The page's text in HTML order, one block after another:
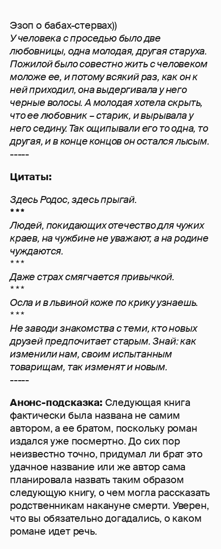
Эзоп о бабах-стервах))
У человека с проседью было две
любовницы, одна молодая, другая старуха.
Пожилой было совестно жить с человеком
моложе ее, и потому всякий раз, как он к
ней приходил, она выдергивала у него
черные волосы. А молодая хотела скрыть,
что ее любовник – старик, и вырывала у
него седину. Так ощипывали его то одна, то
другая, и в конце концов он остался лысым.
-----
Цитаты:
Здесь Родос, здесь прыгай.
* * *
Людей, покидающих отечество для чужих
краев, на чужбине не уважают, а на родине
чуждаются.
* * *
Даже страх смягчается привычкой.
* * *
Осла и в львиной коже по крику узнаешь.
* * *
Не заводи знакомства с теми, кто новых
друзей предпочитает старым. Знай: как
изменили нам, своим испытанным
товарищам, так изменят и новым.
-----
Анонс-подсказка: Следующая книга
фактически была названа не самим
автором, а ее братом, поскольку роман
издался уже посмертно. До сих пор
неизвестно точно, придумал ли брат это
удачное название или же автор сама
планировала назвать таким образом
следующую книгу, о чем могла рассказать
родственникам накануне смерти. Уверен,
что вы обязательно догадались, о каком
романе идет речь.